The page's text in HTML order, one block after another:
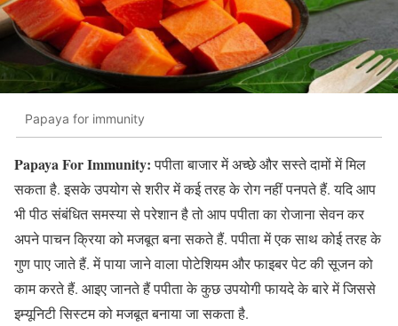
Papaya for immunity
Papaya For Immunity:पपीता बाजार में अच्छे और सस्ते दामों में मिल
सकता है. इसके उपयोग से शरीर में कई तरह के रोग नहीं पनपते हैं. यदि आप
भी पीठ संबंधित समस्या से परेशान है तो आप पपीता का रोजाना सेवन कर
अपने पाचन क्रिया को मजबूत बना सकते हैं. पपीता में एक साथ कोई तरह के
गुण पाए जाते हैं. में पाया जाने वाला पोटेशियम और फाइबर पेट की सूजन को
काम करते हैं. आइए जानते हैं पपीता के कुछ उपयोगी फायदे के बारे में जिससे
इम्यूनिटी सिस्टम को मजबूत बनाया जा सकता है.